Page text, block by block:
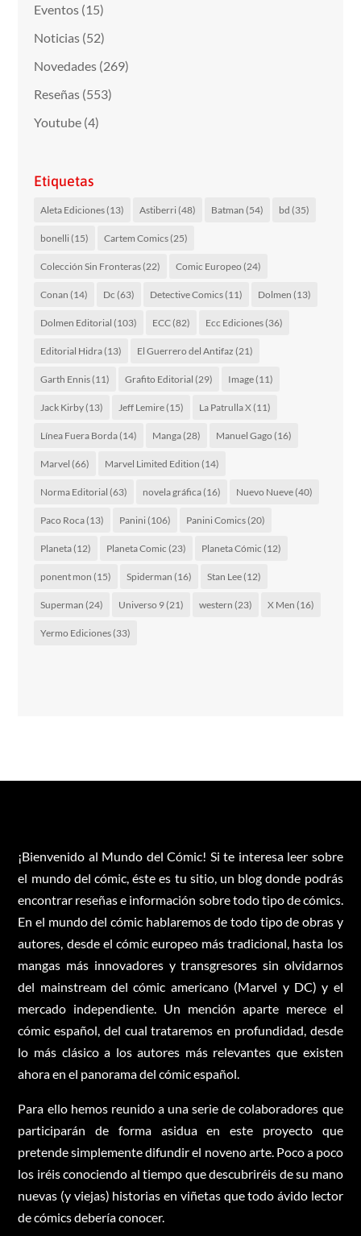
Eventos (15)
Noticias (52)
Novedades (269)
Reseñas (553)
Youtube (4)
Etiquetas
Aleta Ediciones(13) Astiberri(48) Batman (54) bd (35)
bonelli(15) Cartem Comics(25)
Colección Sin Fronteras(22) Comic Europeo (24)
Conan (14) Dc (63) Detective Comics(11) Dolmen (13)
Dolmen Editorial (103) ECC(82) Ecc Ediciones(36)
Editorial Hidra(13) El Guerrero del Antifaz (21)
Garth Ennis(11) Grafito Editorial (29) Image(11)
Jack Kirby(13) Jeff Lemire(15) La Patrulla X(11)
Línea Fuera Borda(14) Manga(28) Manuel Gago (16)
Marvel (66) Marvel Limited Edition (14)
Norma Editorial (63) novela gráfica(16) Nuevo Nueve(40)
Paco Roca(13) Panini(106) Panini Comics(20)
Planeta(12) Planeta Comic (23) Planeta Cómic (12)
ponent mon (15) Spiderman (16) Stan Lee(12)
Superman (24) Universo 9(21) western (23) X Men (16)
Yermo Ediciones(33)
¡Bienvenido al Mundo del Cómic! Si te interesa leer sobre
el mundo del cómic, éste es tu sitio, un blog donde podrás
encontrar reseñas e información sobre todo tipo de cómics.
En el mundo del cómic hablaremos de todo tipo de obras y
autores, desde el cómic europeo más tradicional, hasta los
mangas más innovadores y transgresores sin olvidarnos
del mainstream del cómic americano (Marvel y DC) y el
mercado independiente. Un mención aparte merece el
cómic español, del cual trataremos en profundidad, desde
lo más clásico a los autores más relevantes que existen
ahora en el panorama del cómic español.
Para ello hemos reunido a una serie de colaboradores que
participarán de forma asidua en este proyecto que
pretende simplemente difundir el noveno arte. Poco a poco
los iréis conociendo al tiempo que descubriréis de su mano
nuevas (y viejas) historias en viñetas que todo ávido lector
de cómics debería conocer.